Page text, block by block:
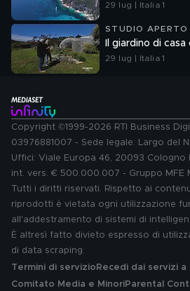
29 lug | Italia 1
STUDIO APERTO
Il giardino di
29 lug | Italia 1
Copyright ©1999-2026 RTI Business
03976881007 - Sede legale: Largo del
Uffici: Viale Europa 46, 20093 Cologno
int. vers. € 500.000.007 - Gruppo MFE
Tutti i diritti riservati. Rispetto ai
riprodotti è vietata ogni utilizzazione
all'addestramento di sistemi di
È altresì fatto divieto espresso di
di data scraping.
Termini di servizio Recedi dai servizi
Comitato Media e MinoriParental